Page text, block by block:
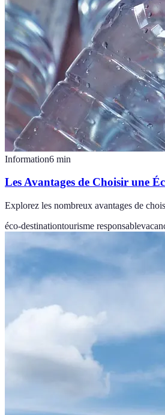
Information6 min
Les Avantages de Choisir une
Explorez les nombreux avantages de
éco-destinationtourisme responsable